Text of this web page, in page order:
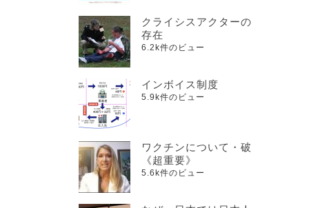
クライシスアクターの
存在
6.2k件のビュー
インボイス制度
5.9k件のビュー
ワクチンについて・破
《超重要》
5.6k件のビュー